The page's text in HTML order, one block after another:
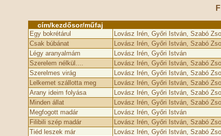
cím/kezdősor/műfaj
Egy bokrétárul
Lovász Irén, Győri István, Szabó
Csak búbánat
Lovász Irén, Győri István, Szabó
Légy aranyalmám
Lovász Irén, Győri István
Szerelem nélkül....
Lovász Irén, Győri István, Szabó
Szerelmes virág
Lovász Irén, Győri István, Szabó
Lelkemet szállotta meg
Lovász Irén, Győri István, Szabó
Arany ideim folyása
Lovász Irén, Győri István, Szabó
Minden állat
Lovász Irén, Győri István, Szabó
Megfogott madár
Lovász Irén, Győri István
Filibili szép madár
Lovász Irén, Győri István, Szabó
Tiéd leszek már
Lovász Irén, Győri István, Szabó